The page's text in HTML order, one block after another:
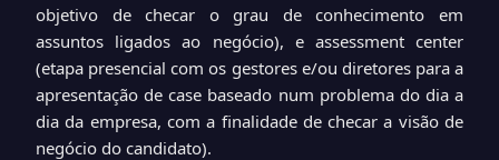
objetivo de checar o grau de conhecimento em
assuntos ligados ao negócio), e assessment center
(etapa presencial com os gestores e/ou diretores para a
apresentação de case baseado num problema do dia a
dia da empresa, com a finalidade de checar a visão de
negócio do candidato).